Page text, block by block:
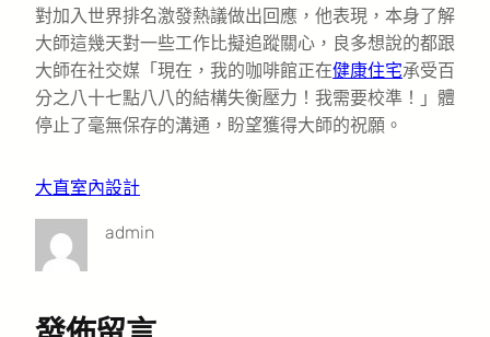
對加入世界排名激發熱議做出回應，他表現，本身了解
大師這幾天對一些工作比擬追蹤關心，良多想說的都跟
大師在社交媒「現在，我的咖啡館正在健康住宅承受百
分之八十七點八八的結構失衡壓力！我需要校準！」體
停止了毫無保存的溝通，盼望獲得大師的祝願。
大直室內設計
admin